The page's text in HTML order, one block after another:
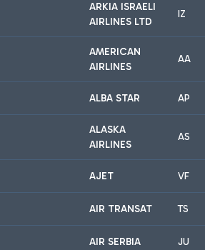
ARKIA ISRAELI
AIRLINES LTD
IZ
AMERICAN
AIRLINES
AA
ALBA STAR AP
ALASKA
AIRLINES
AS
AJET VF
AIR TRANSAT TS
AIR SERBIA JU